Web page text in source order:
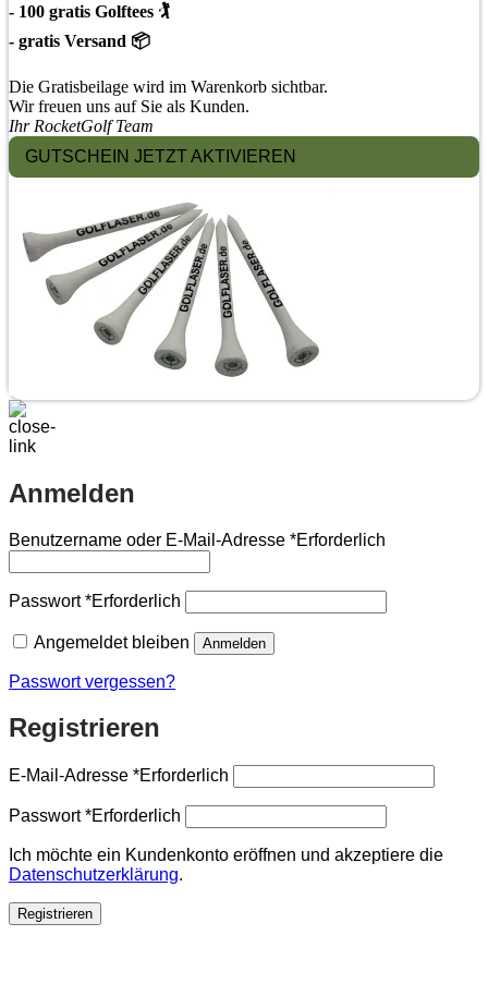
- 100 gratis Golftees 🏌
- gratis Versand 📦
Die Gratisbeilage wird im Warenkorb sichtbar.
Wir freuen uns auf Sie als Kunden.
Ihr RocketGolf Team
GUTSCHEIN JETZT AKTIVIEREN
Anmelden
Benutzername oder E-Mail-Adresse *Erforderlich
Passwort*Erforderlich
Angemeldet bleiben Anmelden
Passwort vergessen?
Registrieren
E-Mail-Adresse *Erforderlich
Passwort*Erforderlich
Ich möchte ein Kundenkonto eröffnen und akzeptiere die
Datenschutzerklärung.
Registrieren